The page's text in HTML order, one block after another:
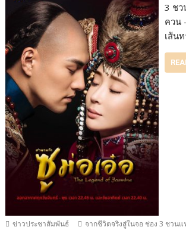
3 ชว
ควน
เส้น
ข่าวประชาสัมพันธ์
จากชีวิตจริงสู่ในจอ ช่อง 3 ชวน